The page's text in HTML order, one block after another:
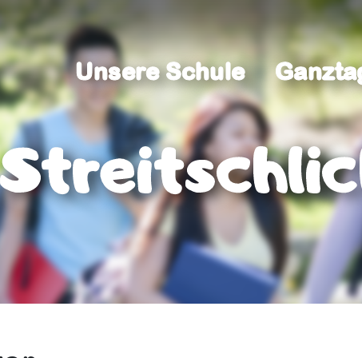
Unsere Schule
Unsere Schule